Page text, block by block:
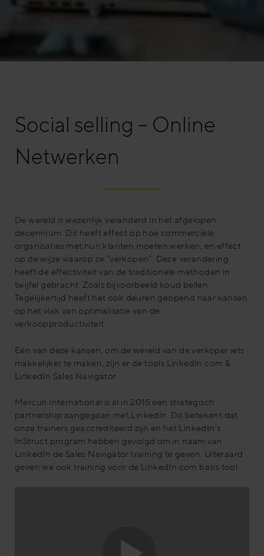
Social selling – Online
Netwerken
De wereld is wezenlijk veranderd in het afgelopen
decennium. Dit heeft effect op hoe commerciële
organisaties met hun klanten moeten werken, en effect
op de wijze waarop ze “verkopen”. Deze verandering
heeft de effectiviteit van de traditionele methoden in
twijfel gebracht. Zoals bijvoorbeeld koud bellen.
Tegelijkertijd heeft het ook deuren geopend naar kansen
op het vlak van optimalisatie van de
verkoopproductiviteit.
Eén van deze kansen, om de wereld van de verkoper iets
makkelijker te maken, zijn er de tools LinkedIn.com &
LinkedIn Sales Navigator.
Mercuri International is al in 2015 een strategisch
partnership aangegaan met LinkedIn. Dit betekent dat
onze trainers geaccrediteerd zijn en het LinkedIn’s
InStruct program hebben gevolgd om in naam van
LinkedIn de Sales Navigator training te geven. Uiteraard
geven we ook training voor de LinkedIn.com basis tool.